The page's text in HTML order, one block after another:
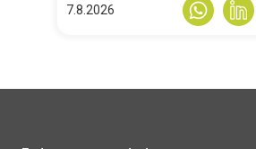
7.8.2026